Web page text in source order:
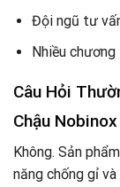
Đội ngũ tư
Nhiều
Câu Hỏi
Chậu
Không. Sản
năng chống gỉ